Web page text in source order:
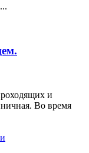
и
Во время